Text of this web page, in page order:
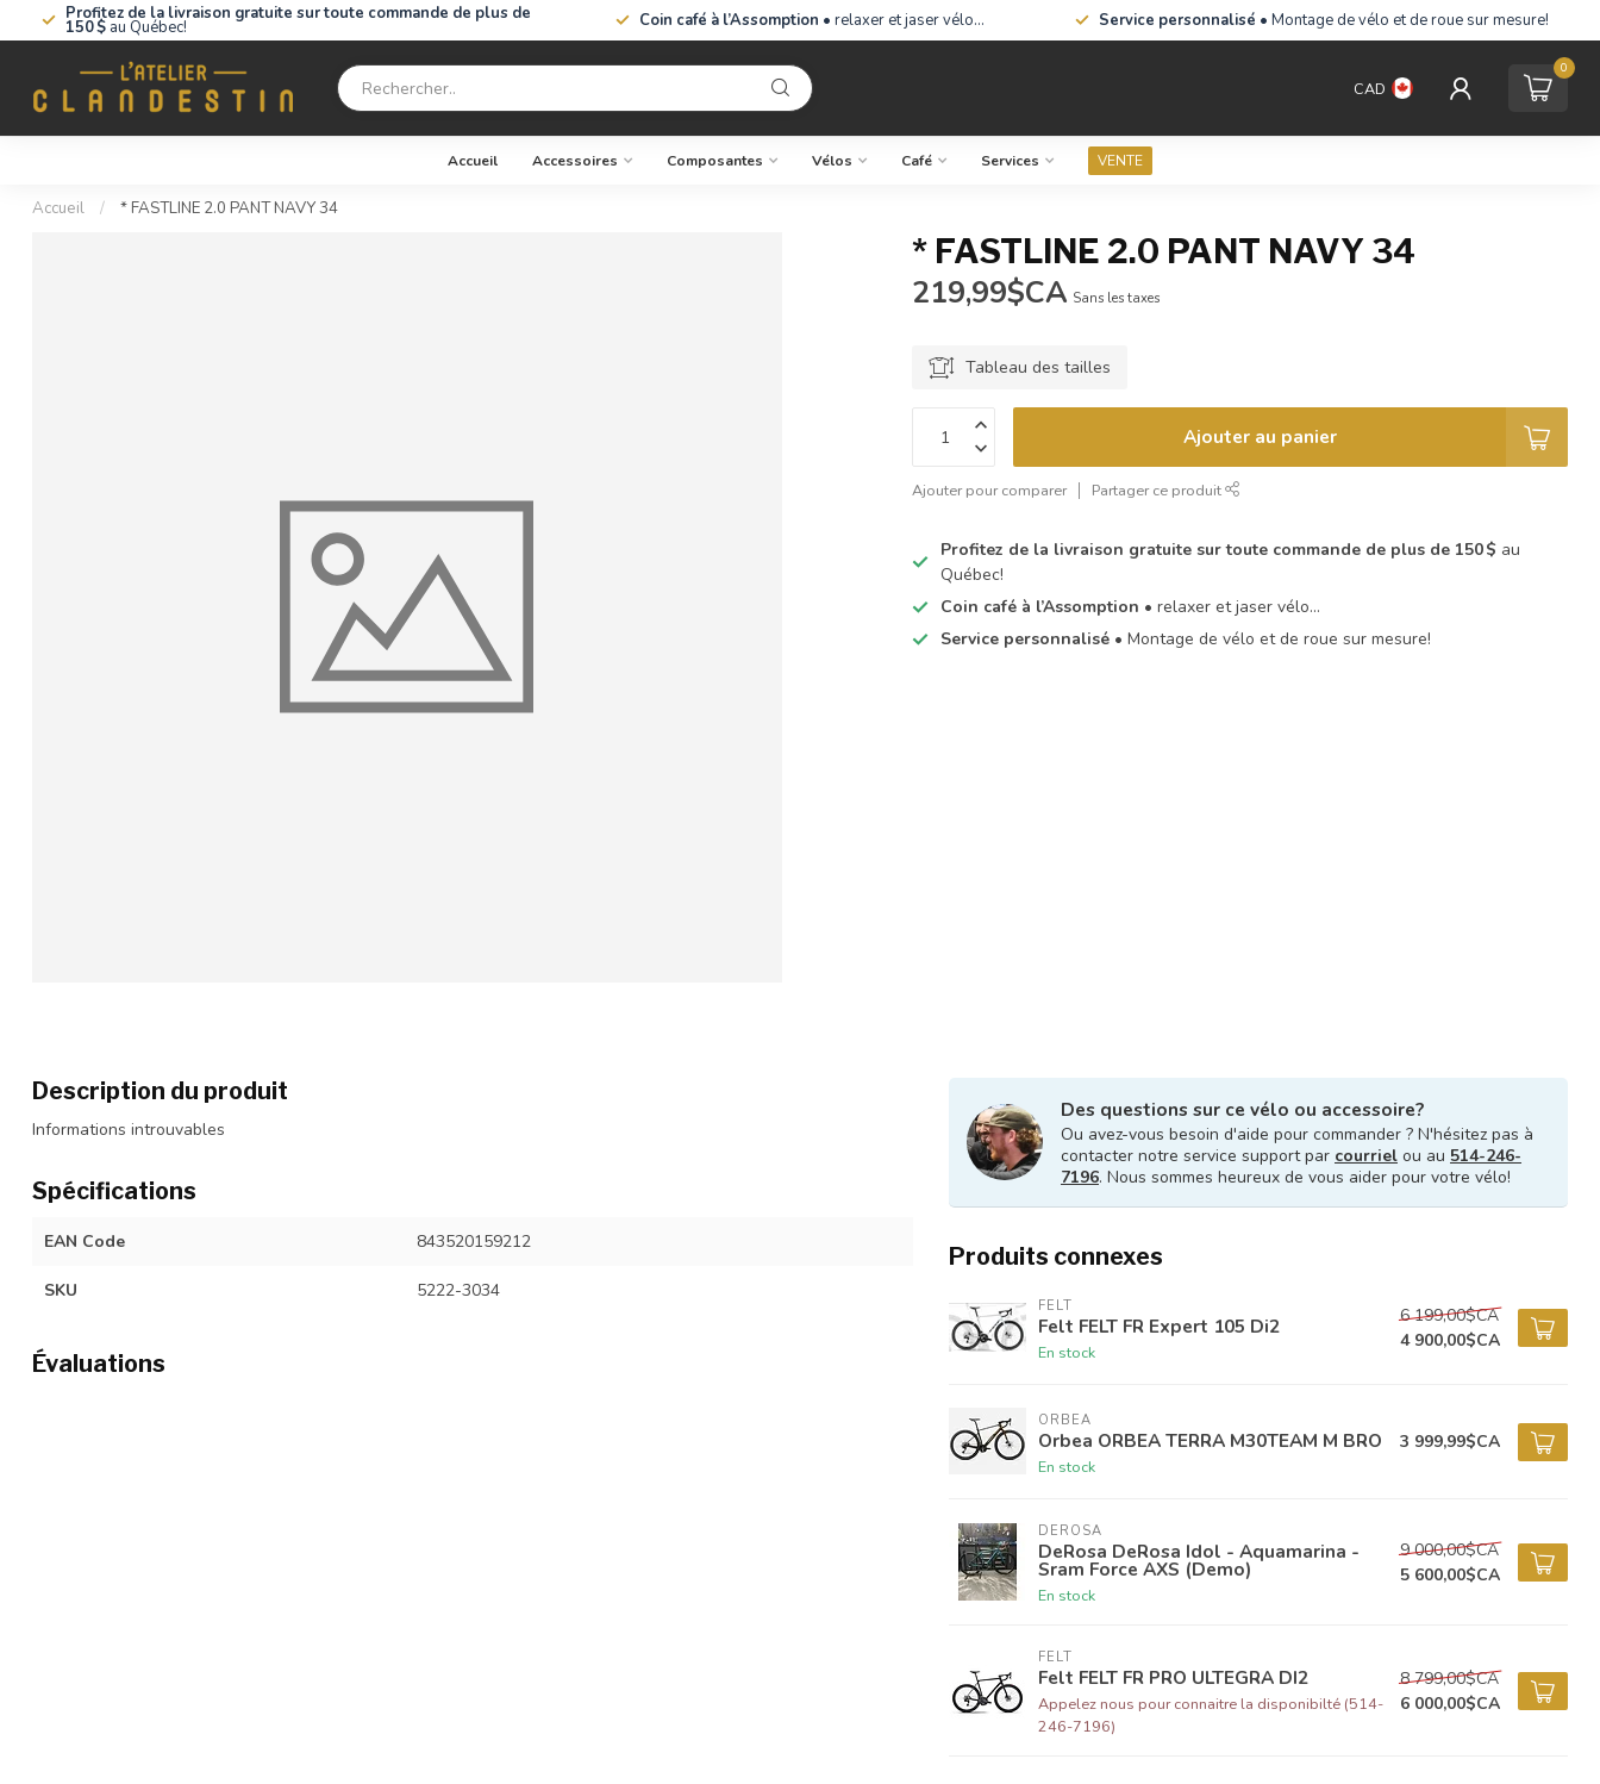
Profitez de la livraison gratuite sur toute commande de plus de
150 $ au Québec! Coin café à l’Assomption • relaxer et jaser vélo… Service personnalisé • Montage de vélo et de roue sur mesure!
CAD
0
Accueil Accessoires Composantes Vélos Café Services VENTE
Accueil / * FASTLINE 2.0 PANT NAVY 34
* FASTLINE 2.0 PANT NAVY 34
219,99$CA Sans les taxes
Tableau des tailles
Ajouter au panier
Ajouter pour comparer Partager ce produit
Profitez de la livraison gratuite sur toute commande de plus de 150 $ au
Québec!
Coin café à l’Assomption • relaxer et jaser vélo…
Service personnalisé • Montage de vélo et de roue sur mesure!
Description du produit
Informations introuvables
Spécifications
EAN Code 843520159212
SKU 5222-3034
Évaluations
Des questions sur ce vélo ou accessoire?
Ou avez-vous besoin d'aide pour commander ? N'hésitez pas à
contacter notre service support par courriel ou au 514-246-
7196. Nous sommes heureux de vous aider pour votre vélo!
Produits connexes
FELT
Felt FELT FR Expert 105 Di2
En stock
6 199,00$CA
4 900,00$CA
ORBEA
Orbea ORBEA TERRA M30TEAM M BRO
En stock
3 999,99$CA
DEROSA
DeRosa DeRosa Idol - Aquamarina -
Sram Force AXS (Demo)
En stock
9 000,00$CA
5 600,00$CA
FELT
Felt FELT FR PRO ULTEGRA DI2
Appelez nous pour connaitre la disponibilté (514-
246-7196)
8 799,00$CA
6 000,00$CA